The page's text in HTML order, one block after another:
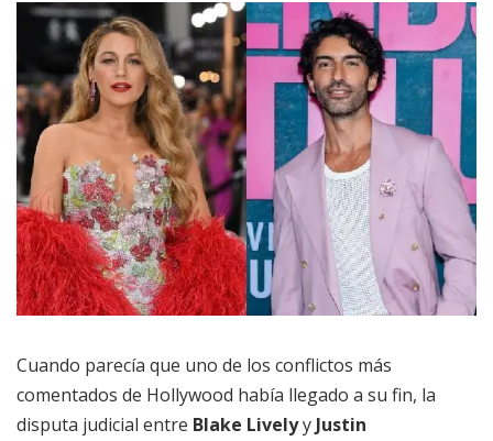
Cuando parecía que uno de los conflictos más
comentados de Hollywood había llegado a su fin, la
disputa judicial entre Blake Livelyy Justin